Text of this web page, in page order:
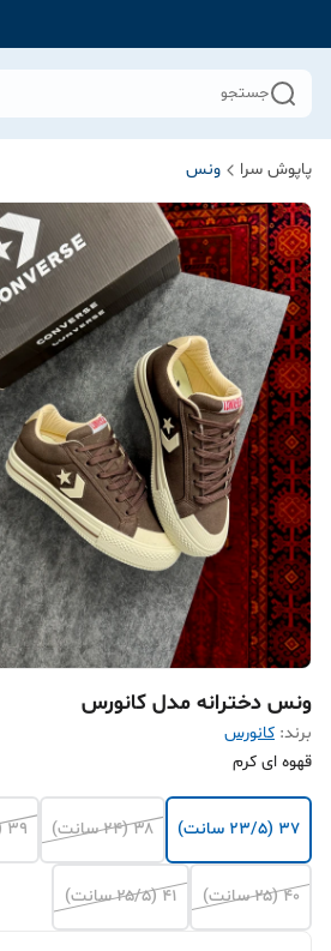
جستجو
پاپوش سرا ونس
ونس دخترانه مدل کانورس
برند: کانورس
قهوه ای کرم
۳۷ (۲۳/۵ سانت) ۳۸ (۲۴ سانت) ۳۹ (۲۴/۵ سانت)
۴۰ (۲۵ سانت) ۴۱ (۲۵/۵ سانت)